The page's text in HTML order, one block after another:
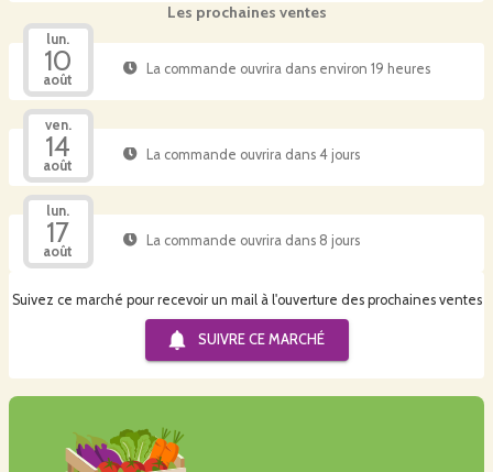
Les prochaines ventes
lun.
10
août
La commande ouvrira dans environ 19 heures
ven.
14
août
La commande ouvrira dans 4 jours
lun.
17
août
La commande ouvrira dans 8 jours
Suivez ce marché pour recevoir un mail à l'ouverture des prochaines ventes
SUIVRE CE MARCHÉ